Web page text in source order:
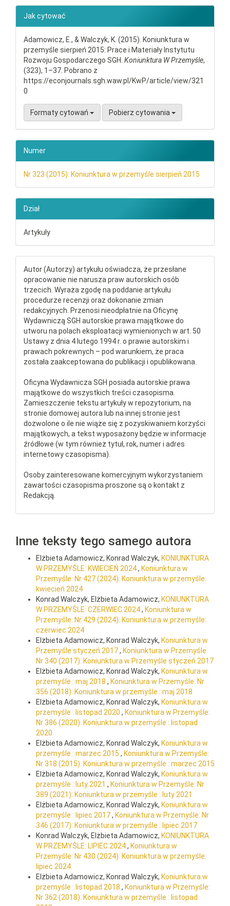
Jak cytować
Adamowicz, E., & Walczyk, K. (2015). Koniunktura w
przemyśle sierpień 2015: Prace i Materiały Instytutu
Rozwoju Gospodarczego SGH. Koniunktura W Przemyśle,
(323), 1–37. Pobrano z
https://econjournals.sgh.waw.pl/KwP/article/view/321
0
Formaty cytowań Pobierz cytowania
Numer
Nr 323 (2015): Koniunktura w przemyśle sierpień 2015
Dział
Artykuły
Autor (Autorzy) artykułu oświadcza, że przesłane
opracowanie nie narusza praw autorskich osób
trzecich. Wyraża zgodę na poddanie artykułu
procedurze recenzji oraz dokonanie zmian
redakcyjnych. Przenosi nieodpłatnie na Oficynę
Wydawniczą SGH autorskie prawa majątkowe do
utworu na polach eksploatacji wymienionych w art. 50
Ustawy z dnia 4 lutego 1994 r. o prawie autorskim i
prawach pokrewnych – pod warunkiem, że praca
została zaakceptowana do publikacji i opublikowana.
Oficyna Wydawnicza SGH posiada autorskie prawa
majątkowe do wszystkich treści czasopisma.
Zamieszczenie tekstu artykuły w repozytorium, na
stronie domowej autora lub na innej stronie jest
dozwolone o ile nie wiąże się z pozyskiwaniem korzyści
majątkowych, a tekst wyposażony będzie w informacje
źródłowe (w tym również tytuł, rok, numer i adres
internetowy czasopisma).
Osoby zainteresowane komercyjnym wykorzystaniem
zawartości czasopisma proszone są o kontakt z
Redakcją.
Inne teksty tego samego autora
Elżbieta Adamowicz, Konrad Walczyk, KONIUNKTURA
W PRZEMYŚLE: KWIECIEŃ 2024, Koniunktura w
Przemyśle: Nr 427 (2024): Koniunktura w przemyśle:
kwiecień 2024
Konrad Walczyk, Elżbieta Adamowicz, KONIUNKTURA
W PRZEMYŚLE: CZERWIEC 2024, Koniunktura w
Przemyśle: Nr 429 (2024): Koniunktura w przemyśle:
czerwiec 2024
Elżbieta Adamowicz, Konrad Walczyk, Koniunktura w
Przemyśle styczeń 2017, Koniunktura w Przemyśle:
Nr 340 (2017): Koniunktura w Przemyśle styczeń 2017
Elżbieta Adamowicz, Konrad Walczyk, Koniunktura w
przemyśle : maj 2018 , Koniunktura w Przemyśle: Nr
356 (2018): Koniunktura w przemyśle : maj 2018
Elżbieta Adamowicz, Konrad Walczyk, Koniunktura w
przemyśle : listopad 2020 , Koniunktura w Przemyśle:
Nr 386 (2020): Koniunktura w przemyśle : listopad
2020
Elżbieta Adamowicz, Konrad Walczyk, Koniunktura w
przemyśle : marzec 2015 , Koniunktura w Przemyśle:
Nr 318 (2015): Koniunktura w przemyśle : marzec 2015
Elżbieta Adamowicz, Konrad Walczyk, Koniunktura w
przemyśle : luty 2021 , Koniunktura w Przemyśle: Nr
389 (2021): Koniunktura w przemyśle : luty 2021
Elżbieta Adamowicz, Konrad Walczyk, Koniunktura w
przemyśle : lipiec 2017, Koniunktura w Przemyśle: Nr
346 (2017): Koniunktura w przemyśle : lipiec 2017
Konrad Walczyk, Elżbieta Adamowicz, KONIUNKTURA
W PRZEMYŚLE: LIPIEC 2024, Koniunktura w
Przemyśle: Nr 430 (2024): Koniunktura w przemyśle:
lipiec 2024
Elżbieta Adamowicz, Konrad Walczyk, Koniunktura w
przemyśle : listopad 2018 , Koniunktura w Przemyśle:
Nr 362 (2018): Koniunktura w przemyśle : listopad